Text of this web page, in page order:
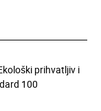
prihvatljiv i
100